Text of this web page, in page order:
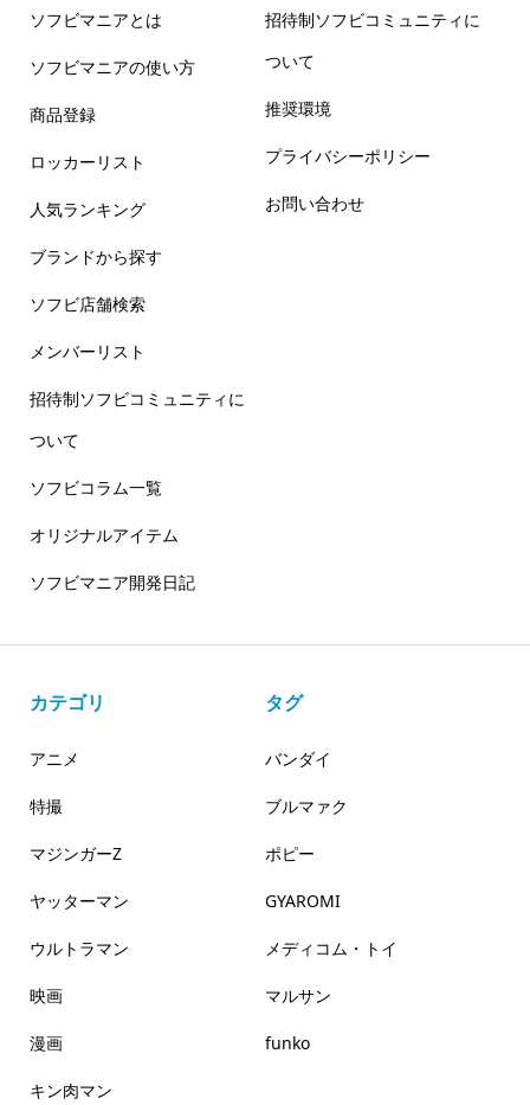
ソフビマニアとは
ソフビマニアの使い方
商品登録
ロッカーリスト
人気ランキング
ブランドから探す
ソフビ店舗検索
メンバーリスト
招待制ソフビコミュニティに
ついて
ソフビコラム一覧
オリジナルアイテム
ソフビマニア開発日記
招待制ソフビコミュニティに
ついて
推奨環境
プライバシーポリシー
お問い合わせ
カテゴリ
アニメ
特撮
マジンガーZ
ヤッターマン
ウルトラマン
映画
漫画
キン肉マン
タグ
バンダイ
ブルマァク
ポピー
GYAROMI
メディコム・トイ
マルサン
funko